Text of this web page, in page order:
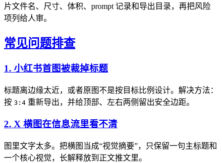
片文件名、尺寸、体积、prompt 记录和导出目录，再把风险
项列给人审。
常见问题排查
1. 小红书首图被裁掉标题
标题离边缘太近，或者原图不是按目标比例设计。解决方法：
按 3:4 重新导出，并给顶部、左右两侧留出安全边距。
2. X 横图在信息流里看不清
图里文字太多。把横图当成“视觉摘要”，只保留一句主标题和
一个核心视觉，长解释放到正文推文里。